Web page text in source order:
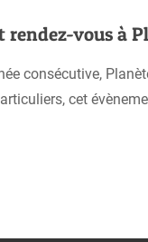
rendez-vous à
consécutive,
cet